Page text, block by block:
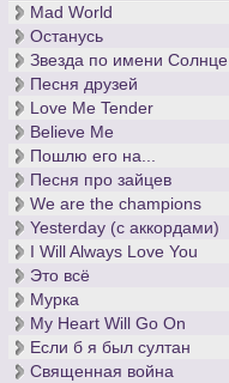
Mad World
Останусь
Звезда по имени Солнце
Песня друзей
Love Me Tender
Believe Me
Пошлю его на...
Песня про зайцев
We are the champions
Yesterday (с аккордами)
I Will Always Love You
Это всё
Мурка
My Heart Will Go On
Если б я был султан
Священная война